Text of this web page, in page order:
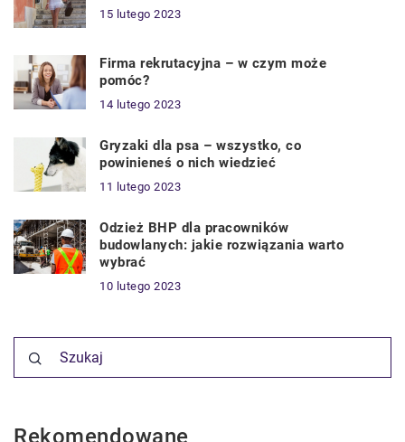
15 lutego 2023
Firma rekrutacyjna – w czym może
pomóc?
14 lutego 2023
Gryzaki dla psa – wszystko, co
powinieneś o nich wiedzieć
11 lutego 2023
Odzież BHP dla pracowników
budowlanych: jakie rozwiązania warto
wybrać
10 lutego 2023